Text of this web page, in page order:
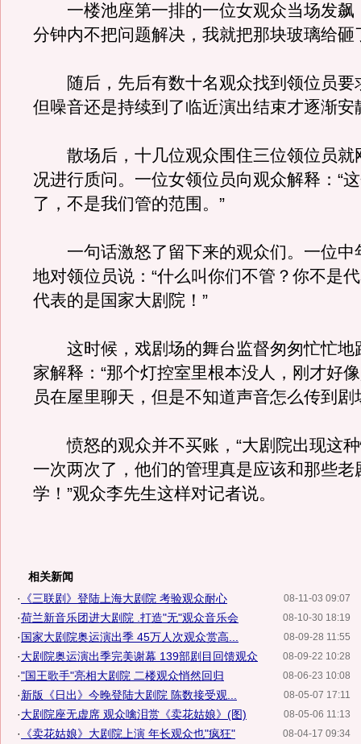
一楼池座第一排的一位女观众当场发飙
分钟内不把问题解决，我就把那块玻璃给砸
随后，先后有数十名观众找到领位员要
但噪音还是持续到了临近演出结束才逐渐安
散场后，十几位观众围住三位领位员就
况进行质问。一位女领位员向观众解释：“
了，不是我们管的范围。”
一句话激怒了留下来的观众们。一位中
地对领位员说：“什么叫你们不管？你不是
代表的是国家大剧院！”
这时候，戏剧场的舞台监督匆匆忙忙地
家解释：“那个灯控室里根本没人，刚才好
员在屋里聊天，但是不知道声音怎么传到剧
愤怒的观众并不买账，“大剧院出现这种
一次两次了，他们的管理真是应该和那些老
学！”观众李先生这样对记者说。
相关新闻
08-11-03 09:07
· 《三联剧》登陆上海大剧院 考验观众耐心
08-10-30 18:19
·荷兰新音乐团进大剧院 .打造"无"观众音乐会
08-09-28 11:55
·国家大剧院奥运演出季 45万人次观众赏高...
08-09-22 10:28
·大剧院奥运演出季完美谢幕 139部剧目回馈观众
08-06-23 10:08
·"国王歌手"亮相大剧院 二楼观众悄然回归
08-05-07 17:11
·新版《日出》今晚登陆大剧院 陈数接受观...
08-05-06 11:13
·大剧院座无虚席 观众噙泪赏《卖花姑娘》(图)
08-04-17 09:34
· 《卖花姑娘》大剧院上演 年长观众也"疯狂"